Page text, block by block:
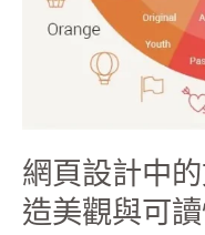
網頁設計中
造美觀與可
讀
性
的